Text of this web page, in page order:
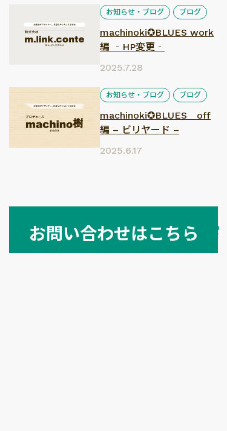
machinoki✪BLUES work
編 ‐HP変更‐
お知らせ・ブログ ブログ
2025.7.28
machinoki✪BLUES off
編 – ビリヤード –
お知らせ・ブログ ブログ
2025.6.17
お問い合わせはこちら